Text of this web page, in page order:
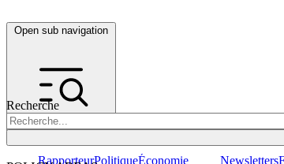
Open sub navigation
Recherche
RapporteurPolitiqueÉconomie Newsletters